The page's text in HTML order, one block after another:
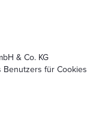
& Co. KG
Benutzers für Cookies